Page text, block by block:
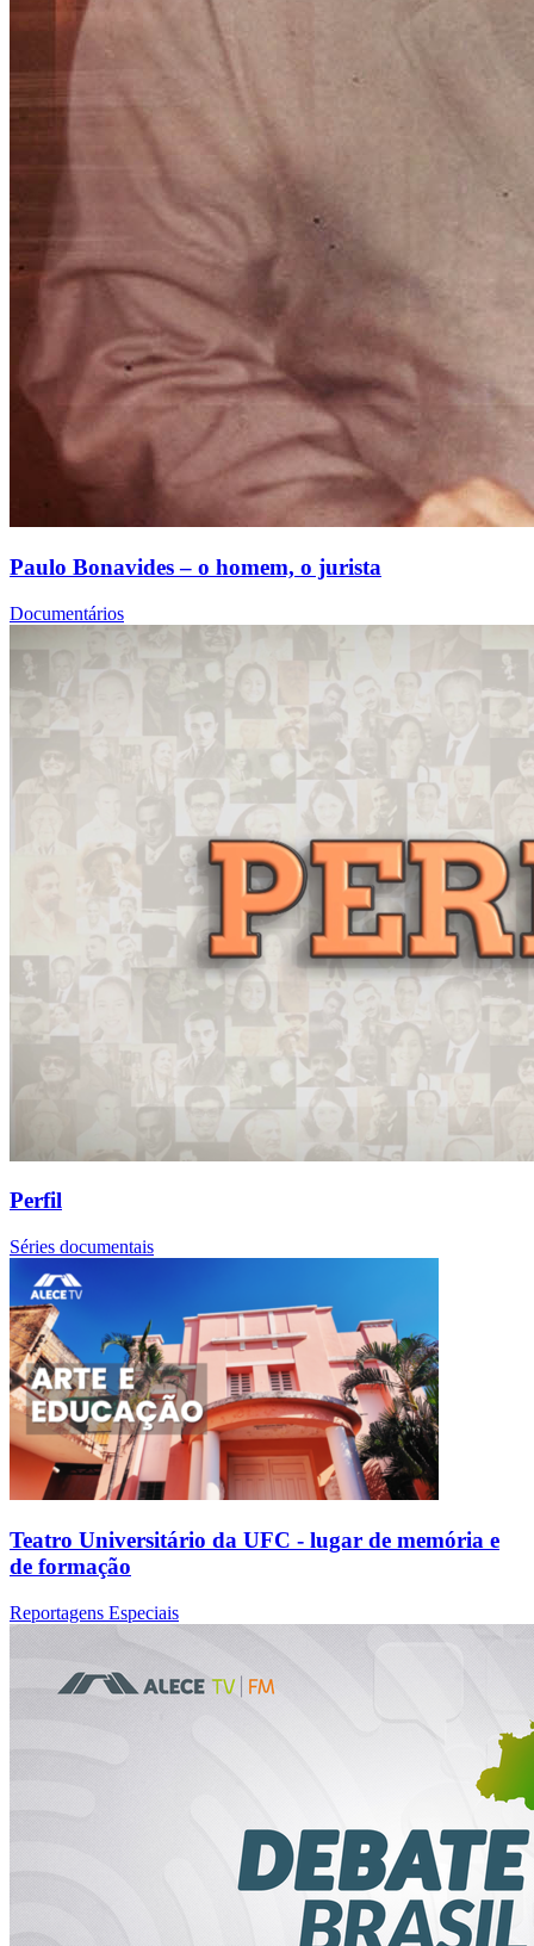
Paulo Bonavides – o homem, o jurista
Documentários
Perfil
Séries documentais
Teatro Universitário da UFC - lugar de memória e
de formação
Reportagens Especiais